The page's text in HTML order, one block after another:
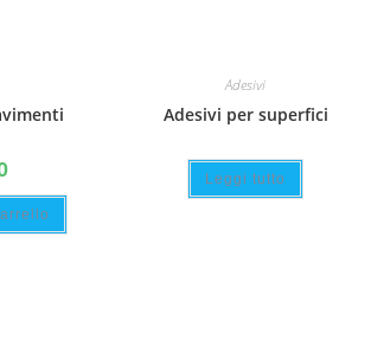
Adesivi
Adesivi per superfici
Leggi tutto